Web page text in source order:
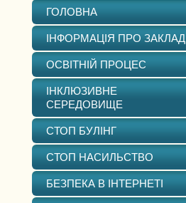
ГОЛОВНА
ІНФОРМАЦІЯ ПРО ЗАКЛАД
ОСВІТНІЙ ПРОЦЕС
ІНКЛЮЗИВНЕ
СЕРЕДОВИЩЕ
СТОП БУЛІНГ
СТОП НАСИЛЬСТВО
БЕЗПЕКА В ІНТЕРНЕТІ